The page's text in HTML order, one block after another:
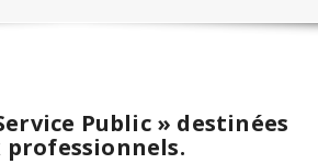
Public » destinées
professionnels.